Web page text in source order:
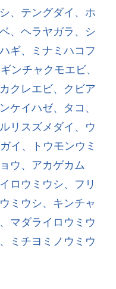
、テングダイ、ホ
、ヘラヤガラ、シ
ギ、ミナミハコフ
ンチャクモエビ、
クレエビ、クビア
ケイハゼ、タコ、
リスズメダイ、ウ
イ、トウモンウミ
ウ、アカゲカム
ロウミウシ、フリ
ミウシ、キンチャ
マダライロウミウ
ミチヨミノウミウ